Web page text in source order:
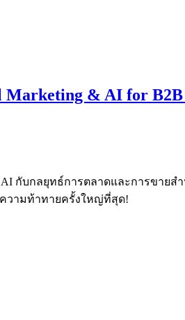
& AI for B2B
ง AI กับกลยุทธ์การตลาดและการข
วามท้าทายครั้งใหญ่ที่สุด!